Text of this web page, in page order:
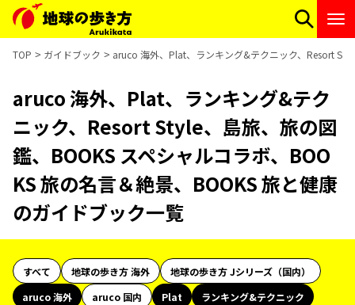
TOP ガイドブック aruco 海外、Plat、ランキング&テクニック、Resort
aruco 海外、Plat、ランキング&テク
ニック、Resort Style、島旅、旅の図
鑑、BOOKS スペシャルコラボ、BOO
KS 旅の名言＆絶景、BOOKS 旅と健康
のガイドブック一覧
すべて 地球の歩き方 海外
地球の歩き方 Jシリーズ（国内）
aruco 海外
aruco 国内 Plat
ランキング&テクニック